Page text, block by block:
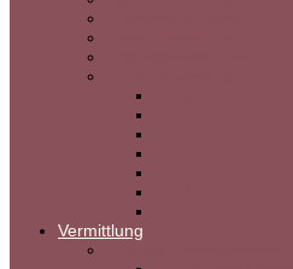
Vermittlung